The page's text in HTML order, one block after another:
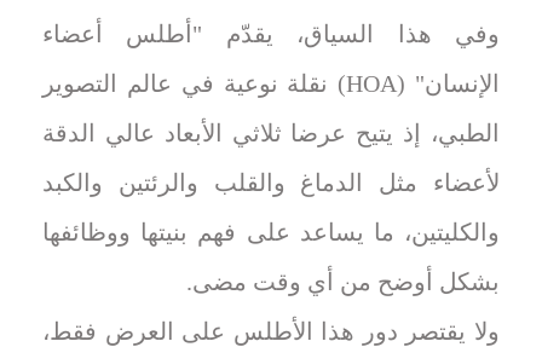
وفي هذا السياق، يقدّم "أطلس أعضاء
الإنسان" (HOA) نقلة نوعية في عالم التصوير
الطبي، إذ يتيح عرضا ثلاثي الأبعاد عالي الدقة
لأعضاء مثل الدماغ والقلب والرئتين والكبد
والكليتين، ما يساعد على فهم بنيتها ووظائفها
بشكل أوضح من أي وقت مضى.
ولا يقتصر دور هذا الأطلس على العرض فقط،